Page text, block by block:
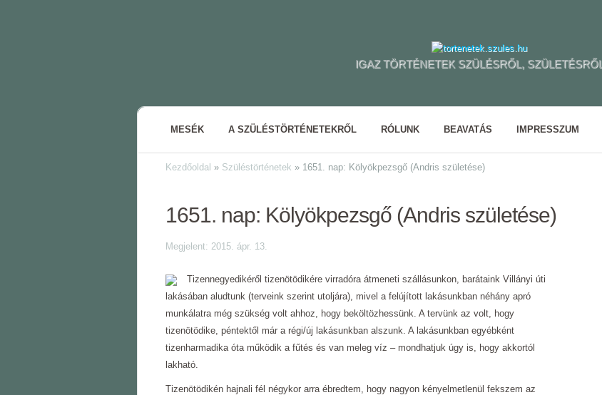
IGAZ TÖRTÉNETEK SZÜLÉSRŐL, SZÜLETÉSRŐL
MESÉK A SZÜLÉSTÖRTÉNETEKRŐL RÓLUNK BEAVATÁS IMPRESSZUM
Kezdőoldal » Szüléstörténetek » 1651. nap: Kölyökpezsgő (Andris születése)
1651. nap: Kölyökpezsgő (Andris születése)
Megjelent: 2015. ápr. 13.
Tizennegyedikéről tizenötödikére virradóra átmeneti szállásunkon, barátaink Villányi úti
lakásában aludtunk (terveink szerint utoljára), mivel a felújított lakásunkban néhány apró
munkálatra még szükség volt ahhoz, hogy beköltözhessünk. A tervünk az volt, hogy
tizenötödike, péntektől már a régi/új lakásunkban alszunk. A lakásunkban egyébként
tizenharmadika óta működik a fűtés és van meleg víz – mondhatjuk úgy is, hogy akkortól
lakható.
Tizenötödikén hajnali fél négykor arra ébredtem, hogy nagyon kényelmetlenül fekszem az